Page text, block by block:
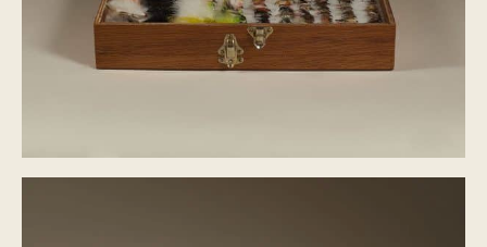
LOGIN / REGISTER
CART